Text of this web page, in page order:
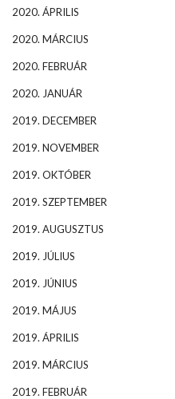
2020. ÁPRILIS
2020. MÁRCIUS
2020. FEBRUÁR
2020. JANUÁR
2019. DECEMBER
2019. NOVEMBER
2019. OKTÓBER
2019. SZEPTEMBER
2019. AUGUSZTUS
2019. JÚLIUS
2019. JÚNIUS
2019. MÁJUS
2019. ÁPRILIS
2019. MÁRCIUS
2019. FEBRUÁR